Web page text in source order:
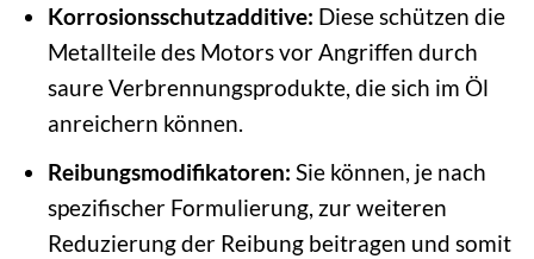
Korrosionsschutzadditive: Diese schützen die
Metallteile des Motors vor Angriffen durch
saure Verbrennungsprodukte, die sich im Öl
anreichern können.
Reibungsmodifikatoren: Sie können, je nach
spezifischer Formulierung, zur weiteren
Reduzierung der Reibung beitragen und somit